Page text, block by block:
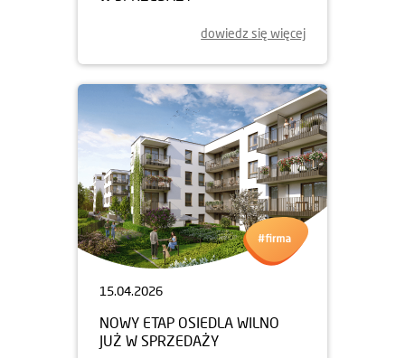
dowiedz się więcej
15.04.2026
NOWY ETAP OSIEDLA WILNO
JUŻ W SPRZEDAŻY